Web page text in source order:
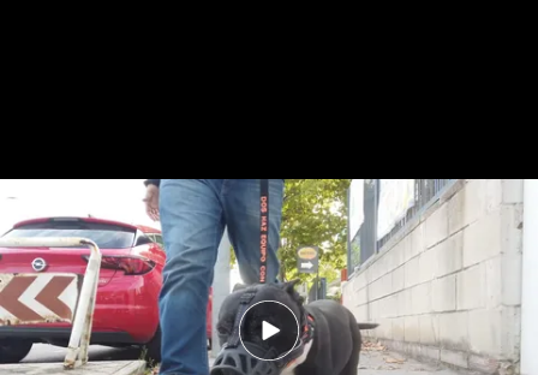
IUMIUKY, EL PROGRAMA DE MASCOTAS DE CUATRO
Seguro obligatorio y uso del bozal:
claves para una convivencia
responsable con perros
Iumiuky